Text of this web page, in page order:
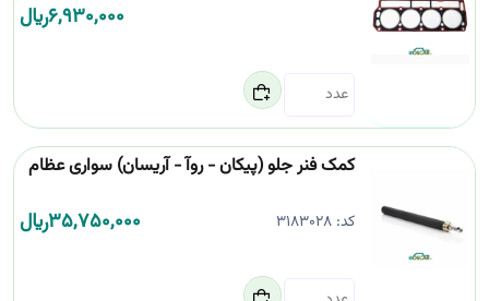
6,930,000﷼
کمک فنر جلو (پیکان - روآ - آریسان) سواری عظام
کد:3183028
35,750,000﷼